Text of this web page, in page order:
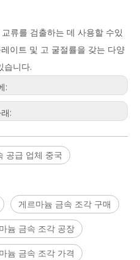
류를 검출하는 데 사용할 수있
이트 및 고 굴절률을 갖는 다양
습니다.
:
:
공급 업체 중국
게르마늄 금속 조각 구매
늄 금속 조각 공장
늄 금속 조각 가격